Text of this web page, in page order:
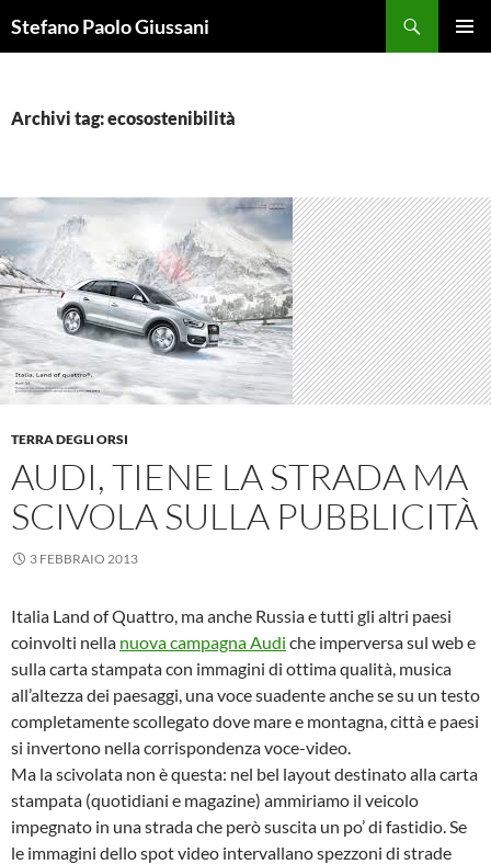
alStefano Paolo Giussani
Archivi tag: ecosostenibilità
TERRA DEGLI ORSI
AUDI, TIENE LA STRADA MA
SCIVOLA SULLA PUBBLICITÀ
3 FEBBRAIO 2013
Italia Land of Quattro, ma anche Russia e tutti gli altri paesi
coinvolti nella nuova campagna Audi che imperversa sul web e
sulla carta stampata con immagini di ottima qualità, musica
all’altezza dei paesaggi, una voce suadente anche se su un testo
completamente scollegato dove mare e montagna, città e paesi
si invertono nella corrispondenza voce-video.
Ma la scivolata non è questa: nel bel layout destinato alla carta
stampata (quotidiani e magazine) ammiriamo il veicolo
impegnato in una strada che però suscita un po’ di fastidio. Se
le immagini dello spot video intervallano spezzoni di strade